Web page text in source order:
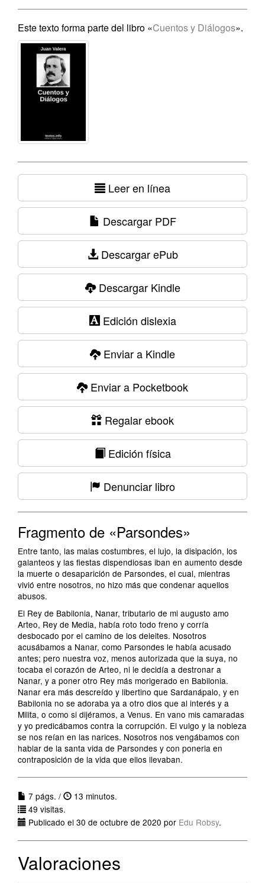
Este texto forma parte del libro «Cuentos y Diálogos».
Leer en línea
Descargar PDF
Descargar ePub
Descargar Kindle
Edición dislexia
Enviar a Kindle
Enviar a Pocketbook
Regalar ebook
Edición física
Denunciar libro
Fragmento de «Parsondes»
Entre tanto, las malas costumbres, el lujo, la disipación, los
galanteos y las fiestas dispendiosas iban en aumento desde
la muerte o desaparición de Parsondes, el cual, mientras
vivió entre nosotros, no hizo más que condenar aquellos
abusos.
El Rey de Babilonia, Nanar, tributario de mi augusto amo
Arteo, Rey de Media, había roto todo freno y corría
desbocado por el camino de los deleites. Nosotros
acusábamos a Nanar, como Parsondes le había acusado
antes; pero nuestra voz, menos autorizada que la suya, no
tocaba el corazón de Arteo, ni le decidía a destronar a
Nanar, y a poner otro Rey más morigerado en Babilonia.
Nanar era más descreído y libertino que Sardanápalo, y en
Babilonia no se adoraba ya a otro dios que al interés y a
Milita, o como si dijéramos, a Venus. En vano mis camaradas
y yo predicábamos contra la corrupción. El vulgo y la nobleza
se nos reían en las narices. Nosotros nos vengábamos con
hablar de la santa vida de Parsondes y con ponerla en
contraposición de la vida que ellos llevaban.
7 págs. /
13 minutos.
49 visitas.
Publicado el 30 de octubre de 2020 por Edu Robsy.
Valoraciones